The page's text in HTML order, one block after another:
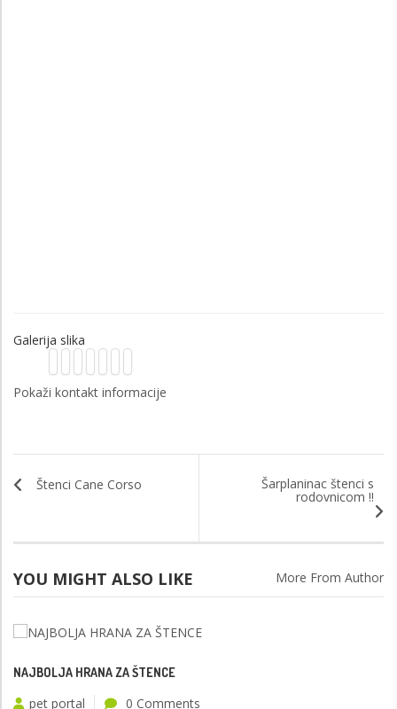
Galerija slika
Pokaži kontakt informacije
Štenci Cane Corso Šarplaninac štenci s
rodovnicom !!
YOU MIGHT ALSO LIKE More From Author
NAJBOLJA HRANA ZA ŠTENCE
pet portal 0 Comments